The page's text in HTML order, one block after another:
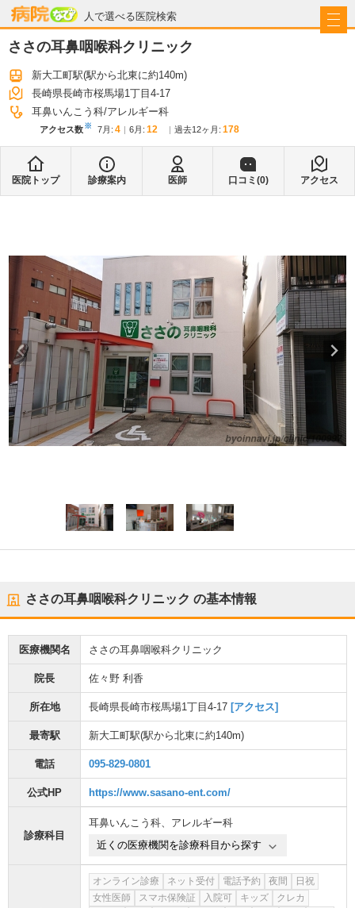
人で選べる医院検索
病院なび
ささの耳鼻咽喉科クリニック
新大工町駅(駅から北東に約140m)
長崎県長崎市桜馬場1丁目4-17
耳鼻いんこう科 アレルギー科
アクセス数※ 7月 : 4 6月 : 12 過去12ヶ月: 178
医院トップ 診療案内 医師 口コミ(0) アクセス
ささの耳鼻咽喉科クリニック の基本情報
医療機関名 ささの耳鼻咽喉科クリニック
院長 佐々野 利香
所在地 長崎県長崎市桜馬場1丁目4-17 [アクセス]
最寄駅 新大工町駅(駅から北東に約140m)
電話 095-829-0801
公式HP https://www.sasano-ent.com/
診療科目
耳鼻いんこう科、 アレルギー科
近くの医療機関を診療科目から探す
オンライン診療 ネット受付 電話予約 夜間
日祝
女性医師
スマホ保険証 入院可 キッズ
クレカ